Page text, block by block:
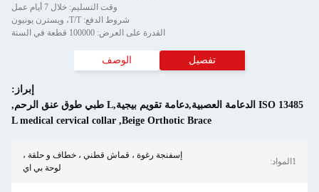
وقت التسليم: خلال 7 أيام عمل
شروط الدفع: T/T، ويسترن يونيون
القدرة على العرض: 100000 قطعة في السنة
تفصيل الوصف
إبراز:
ISO 13485 الدعامة العصبية,دعامة تقويم بيجية,L طبي طوق عنق الرحم
,
Beige Orthotic Brace
,
L medical cervical collar
1المواد:
إسفنجة رغوة ، قماش قطني ، خطاف و حلقة ،
لوحة بي اي